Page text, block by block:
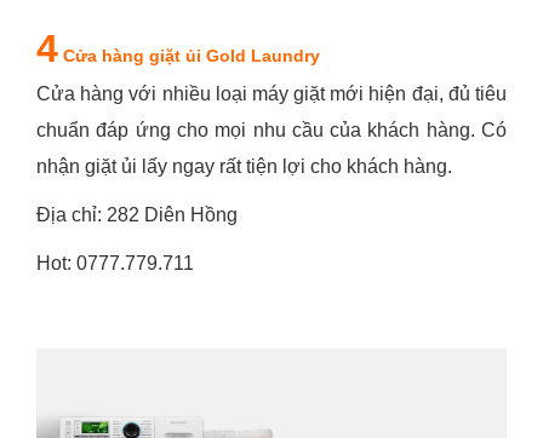
4 Cửa hàng giặt ủi Gold Laundry
Cửa hàng với nhiều loại máy giặt mới hiện đại, đủ tiêu
chuẩn đáp ứng cho mọi nhu cầu của khách hàng. Có
nhận giặt ủi lấy ngay rất tiện lợi cho khách hàng.
Địa chỉ: 282 Diên Hồng
Hot: 0777.779.711